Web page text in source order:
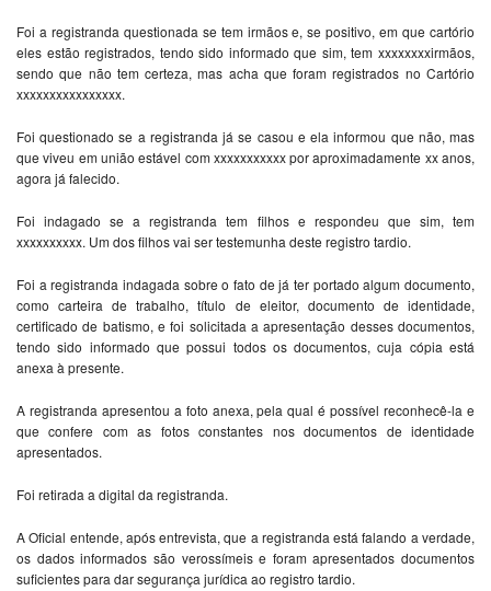
Foi a registranda questionada se tem irmãos e, se positivo, em que cartório
eles estão registrados, tendo sido informado que sim, tem xxxxxxxxirmãos,
sendo que não tem certeza, mas acha que foram registrados no Cartório
xxxxxxxxxxxxxxxx.
Foi questionado se a registranda já se casou e ela informou que não, mas
que viveu em união estável com xxxxxxxxxxx por aproximadamente xx anos,
agora já falecido.
Foi indagado se a registranda tem filhos e respondeu que sim, tem
xxxxxxxxxx. Um dos filhos vai ser testemunha deste registro tardio.
Foi a registranda indagada sobre o fato de já ter portado algum documento,
como carteira de trabalho, título de eleitor, documento de identidade,
certificado de batismo, e foi solicitada a apresentação desses documentos,
tendo sido informado que possui todos os documentos, cuja cópia está
anexa à presente.
A registranda apresentou a foto anexa, pela qual é possível reconhecê-la e
que confere com as fotos constantes nos documentos de identidade
apresentados.
Foi retirada a digital da registranda.
A Oficial entende, após entrevista, que a registranda está falando a verdade,
os dados informados são verossímeis e foram apresentados documentos
suficientes para dar segurança jurídica ao registro tardio.